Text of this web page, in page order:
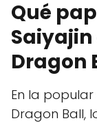
Qué
Dragon
En la
Dragon Ball,